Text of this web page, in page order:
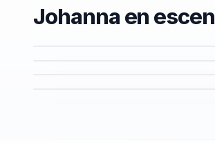
Johanna en